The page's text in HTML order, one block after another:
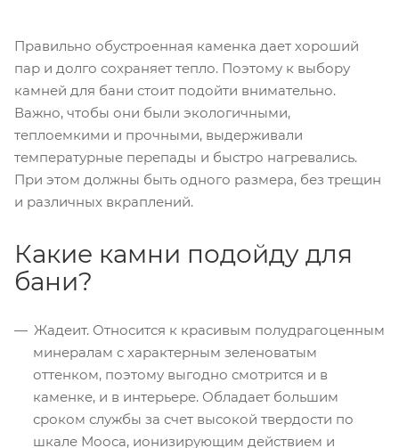
Правильно обустроенная каменка дает хороший
пар и долго сохраняет тепло. Поэтому к выбору
камней для бани стоит подойти внимательно.
Важно, чтобы они были экологичными,
теплоемкими и прочными, выдерживали
температурные перепады и быстро нагревались.
При этом должны быть одного размера, без трещин
и различных вкраплений.
Какие камни подойду для
бани?
Жадеит. Относится к красивым полудрагоценным
минералам с характерным зеленоватым
оттенком, поэтому выгодно смотрится и в
каменке, и в интерьере. Обладает большим
сроком службы за счет высокой твердости по
шкале Мооса, ионизирующим действием и